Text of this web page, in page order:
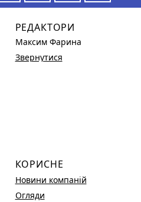
РЕДАКТОРИ
Максим Фарина
Звернутися
КОРИСНЕ
Новини компаній
Огляди